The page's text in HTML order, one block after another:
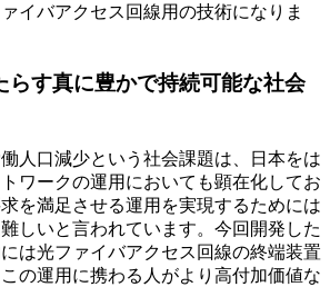
イバアクセス回線用の技術になりま
らす真に豊かで持続可能な社会
人口減少という社会課題は、日本をは
ワークの運用においても顕在化してお
を満足させる運用を実現するためには
しいと言われています。今回開発した
は光ファイバアクセス回線の終端装置
の運用に携わる人がより高付加価値な